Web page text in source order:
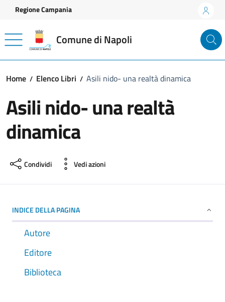
Vai ai contenuti
Vai al footer
Regione Campania
Comune di Napoli
Home Elenco Libri Asili nido- una realtà dinamica
Asili nido- una realtà
dinamica
Condividi Vedi azioni
INDICE DELLA PAGINA
Autore
Editore
Biblioteca